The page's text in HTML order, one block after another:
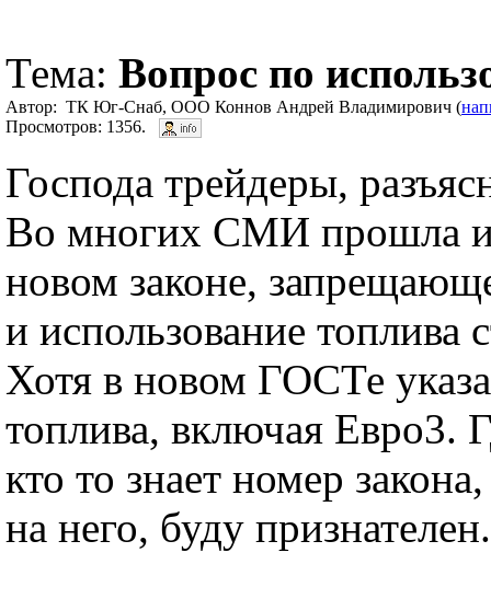
Тема: Вопрос по
Автор: ТК Юг-Снаб, ООО Коннов Андрей Владимирович (
Просмотров: 1356.
Господа трейдеры,
Во многих СМИ прошла
новом законе,
и использование топлива
Хотя в новом ГОСТе
топлива, включая Евро3.
кто то знает номер
на него, буду признателен.